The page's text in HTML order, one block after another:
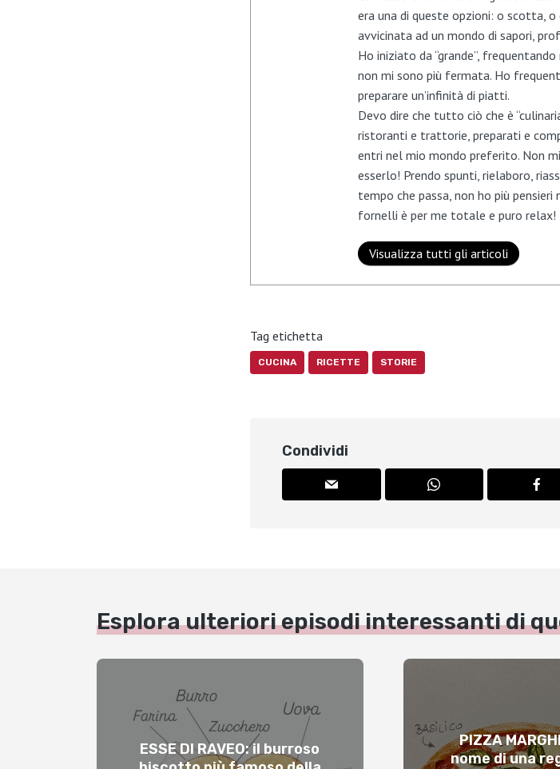
era una di queste opzioni: o scotta, o
avvicinata ad un mondo di sapori,
Ho iniziato da “grande”,
non mi sono più fermata. Ho
preparare un’infinità di piatti.
Devo dire che tutto ciò che è
ristoranti e trattorie, preparati e
entri nel mio mondo preferito. Non
esserlo! Prendo spunti, rielaboro,
tempo che passa, non ho più
fornelli è per me totale e puro relax!
Visualizza tutti gli articoli
Tag etichetta
CUCINA RICETTE STORIE
Condividi
Esplora ulteriori episodi interessanti di
ESSE DI RAVEO: il burroso
PIZZA
nome di una